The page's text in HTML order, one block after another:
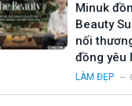
Minuk
Beauty
nối
đồng yêu
LÀM ĐẸP